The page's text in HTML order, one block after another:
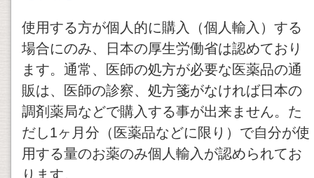
使用する方が個人的に購入（個人輸入）する
場合にのみ、日本の厚生労働省は認めており
ます。通常、医師の処方が必要な医薬品の通
販は、医師の診察、処方箋がなければ日本の
調剤薬局などで購入する事が出来ません。た
だし1ヶ月分（医薬品などに限り）で自分が使
用する量のお薬のみ個人輸入が認められてお
ります。